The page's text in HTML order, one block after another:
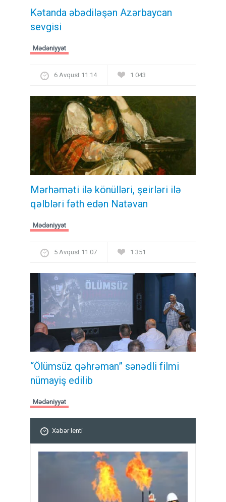
Kətanda əbədiləşən Azərbaycan
sevgisi
Mədəniyyət
6 Avqust 11:14 1 043
Mərhəməti ilə könülləri, şeirləri ilə
qəlbləri fəth edən Natəvan
Mədəniyyət
5 Avqust 11:07 1 351
“Ölümsüz qəhrəman” sənədli filmi
nümayiş edilib
Mədəniyyət
Xəbər lenti